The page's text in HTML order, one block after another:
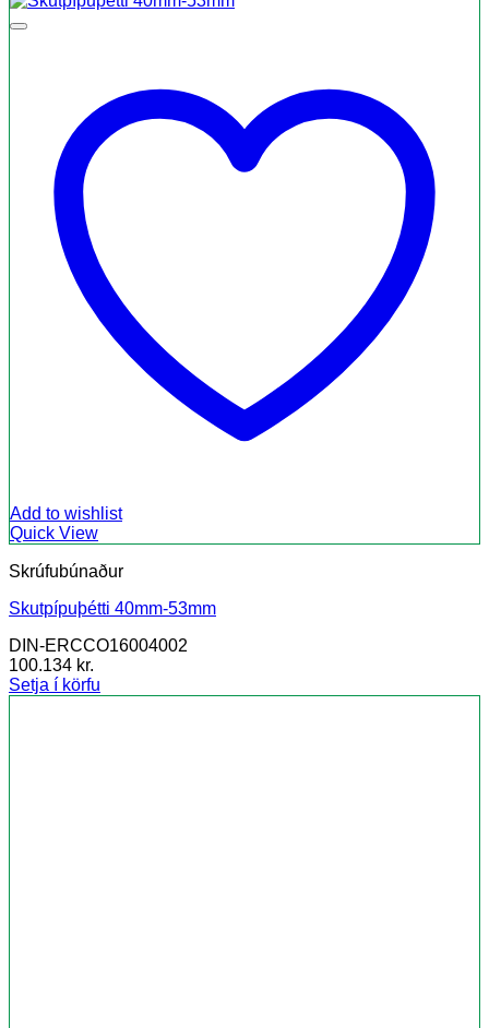
Add to wishlist
Quick View
Skrúfubúnaður
Skutpípuþétti 40mm-53mm
DIN-ERCCO16004002
100.134 kr.
Setja í körfu